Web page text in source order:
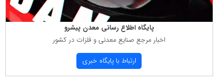
پایگاه اطلاع رسانی معدن پیشرو
اخبار مرجع صنایع معدنی و فلزات در كشور
ارتباط با پایگاه خبری